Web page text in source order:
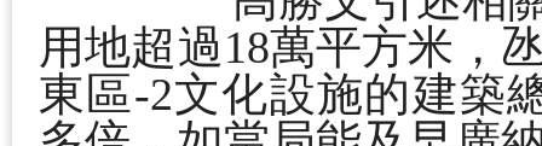
用地超過18萬平方米，
東區-2文化設施的建築